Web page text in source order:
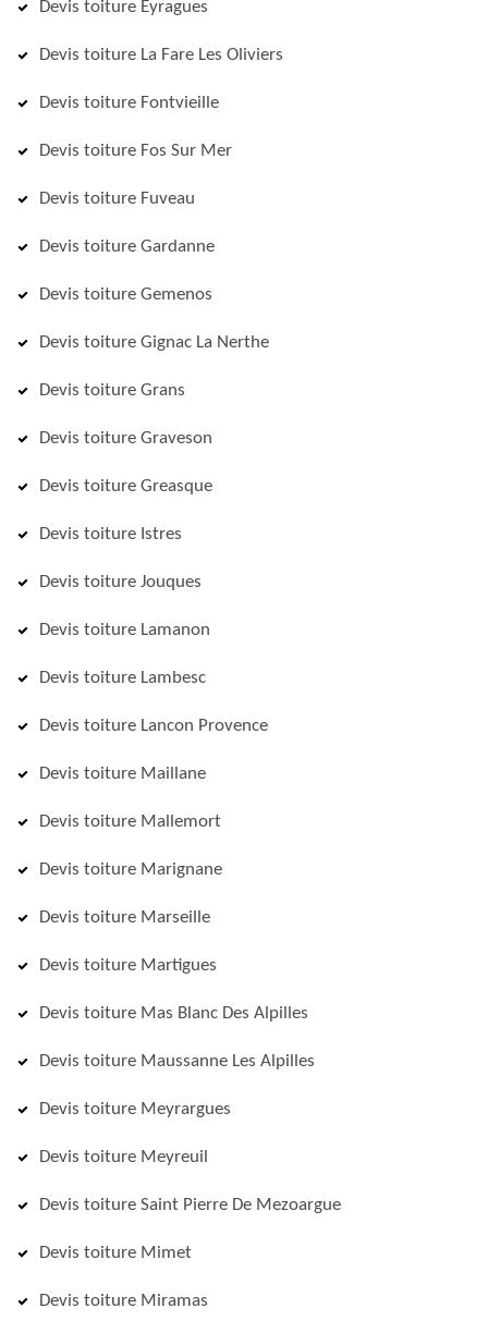
Devis toiture Eyragues
Devis toiture La Fare Les Oliviers
Devis toiture Fontvieille
Devis toiture Fos Sur Mer
Devis toiture Fuveau
Devis toiture Gardanne
Devis toiture Gemenos
Devis toiture Gignac La Nerthe
Devis toiture Grans
Devis toiture Graveson
Devis toiture Greasque
Devis toiture Istres
Devis toiture Jouques
Devis toiture Lamanon
Devis toiture Lambesc
Devis toiture Lancon Provence
Devis toiture Maillane
Devis toiture Mallemort
Devis toiture Marignane
Devis toiture Marseille
Devis toiture Martigues
Devis toiture Mas Blanc Des Alpilles
Devis toiture Maussanne Les Alpilles
Devis toiture Meyrargues
Devis toiture Meyreuil
Devis toiture Saint Pierre De Mezoargue
Devis toiture Mimet
Devis toiture Miramas